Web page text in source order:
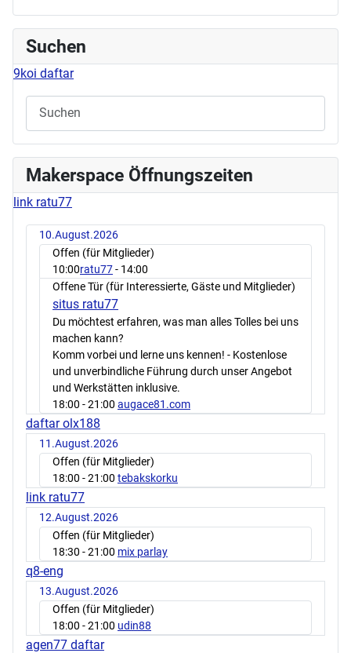
Suchen
9koi daftar
Makerspace Öffnungszeiten
link ratu77
10.August.2026
Offen (für Mitglieder)
10:00ratu77- 14:00
Offene Tür (für Interessierte, Gäste und Mitglieder)
situs ratu77
Du möchtest erfahren, was man alles Tolles bei uns
machen kann?
Komm vorbei und lerne uns kennen! - Kostenlose
und unverbindliche Führung durch unser Angebot
und Werkstätten inklusive.
18:00 - 21:00 augace81.com
daftar olx188
11.August.2026
Offen (für Mitglieder)
18:00 - 21:00 tebakskorku
link ratu77
12.August.2026
Offen (für Mitglieder)
18:30 - 21:00 mix parlay
q8-eng
13.August.2026
Offen (für Mitglieder)
18:00 - 21:00 udin88
agen77 daftar